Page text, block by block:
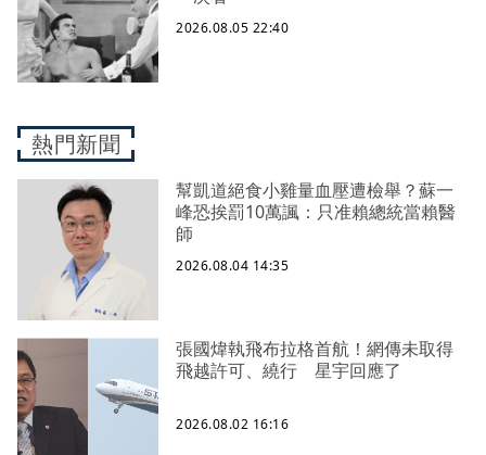
2026.08.05 22:40
熱門新聞
幫凱道絕食小雞量血壓遭檢舉？蘇一
峰恐挨罰10萬諷：只准賴總統當賴醫
師
2026.08.04 14:35
張國煒執飛布拉格首航！網傳未取得
飛越許可、繞行 星宇回應了
2026.08.02 16:16